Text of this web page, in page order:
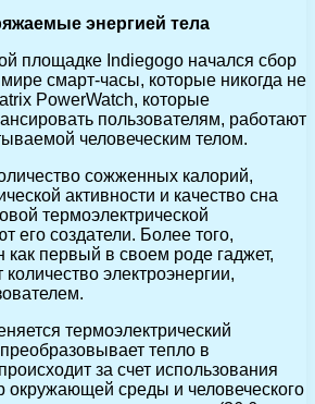
энергией тела
площадке Indiegogo начался сбор
смарт-часы, которые никогда не
PowerWatch, которые
пользователям, работают
человеческим телом.
сожженных калорий,
активности и качество сна
термоэлектрической
его создатели. Более того,
как первый в своем роде гаджет,
электроэнергии,
термоэлектрический
тепло в
за счет использования
окружающей среды и человеческого